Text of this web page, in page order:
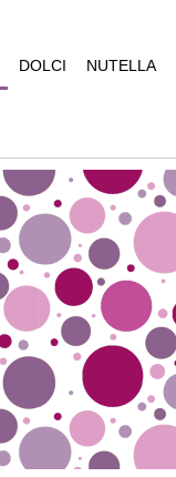
DOLCI NUTELLA